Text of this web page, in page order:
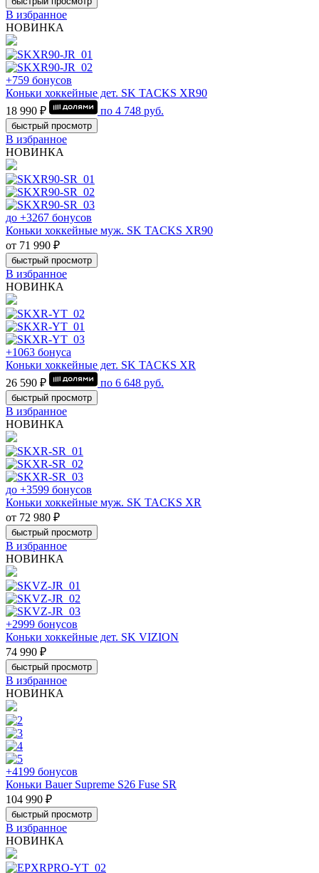
В избранное
НОВИНКА
+759 бонусов
Коньки хоккейные дет. SK TACKS XR90
18 990 ₽
по 4 748 руб.
быстрый просмотр
В избранное
НОВИНКА
до +3267 бонусов
Коньки хоккейные муж. SK TACKS XR90
от 71 990 ₽
быстрый просмотр
В избранное
НОВИНКА
+1063 бонуса
Коньки хоккейные дет. SK TACKS XR
26 590 ₽
по 6 648 руб.
быстрый просмотр
В избранное
НОВИНКА
до +3599 бонусов
Коньки хоккейные муж. SK TACKS XR
от 72 980 ₽
быстрый просмотр
В избранное
НОВИНКА
+2999 бонусов
Коньки хоккейные дет. SK VIZION
74 990 ₽
быстрый просмотр
В избранное
НОВИНКА
+4199 бонусов
Коньки Bauer Supreme S26 Fuse SR
104 990 ₽
быстрый просмотр
В избранное
НОВИНКА